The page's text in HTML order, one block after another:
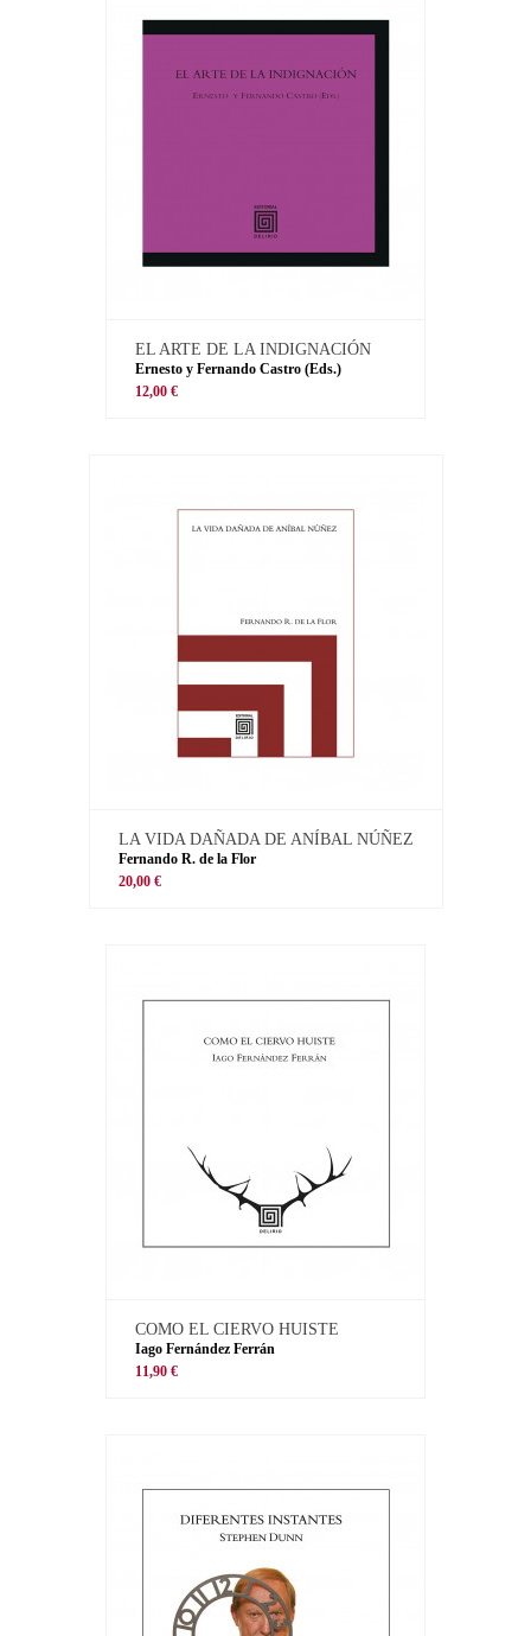
EL ARTE DE LA INDIGNACIÓN
Ernesto y Fernando Castro (Eds.)
12,00 €
LA VIDA DAÑADA DE ANÍBAL NÚÑEZ
Fernando R. de la Flor
20,00 €
COMO EL CIERVO HUISTE
Iago Fernández Ferrán
11,90 €